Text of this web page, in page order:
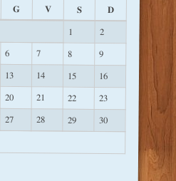
G V S D
1
2
6 7 8 9
13 14 15
16
20 21 22
23
27 28 29
30